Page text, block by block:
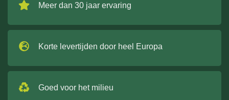
Meer dan 30 jaar ervaring
Korte levertijden door heel Europa
Goed voor het milieu